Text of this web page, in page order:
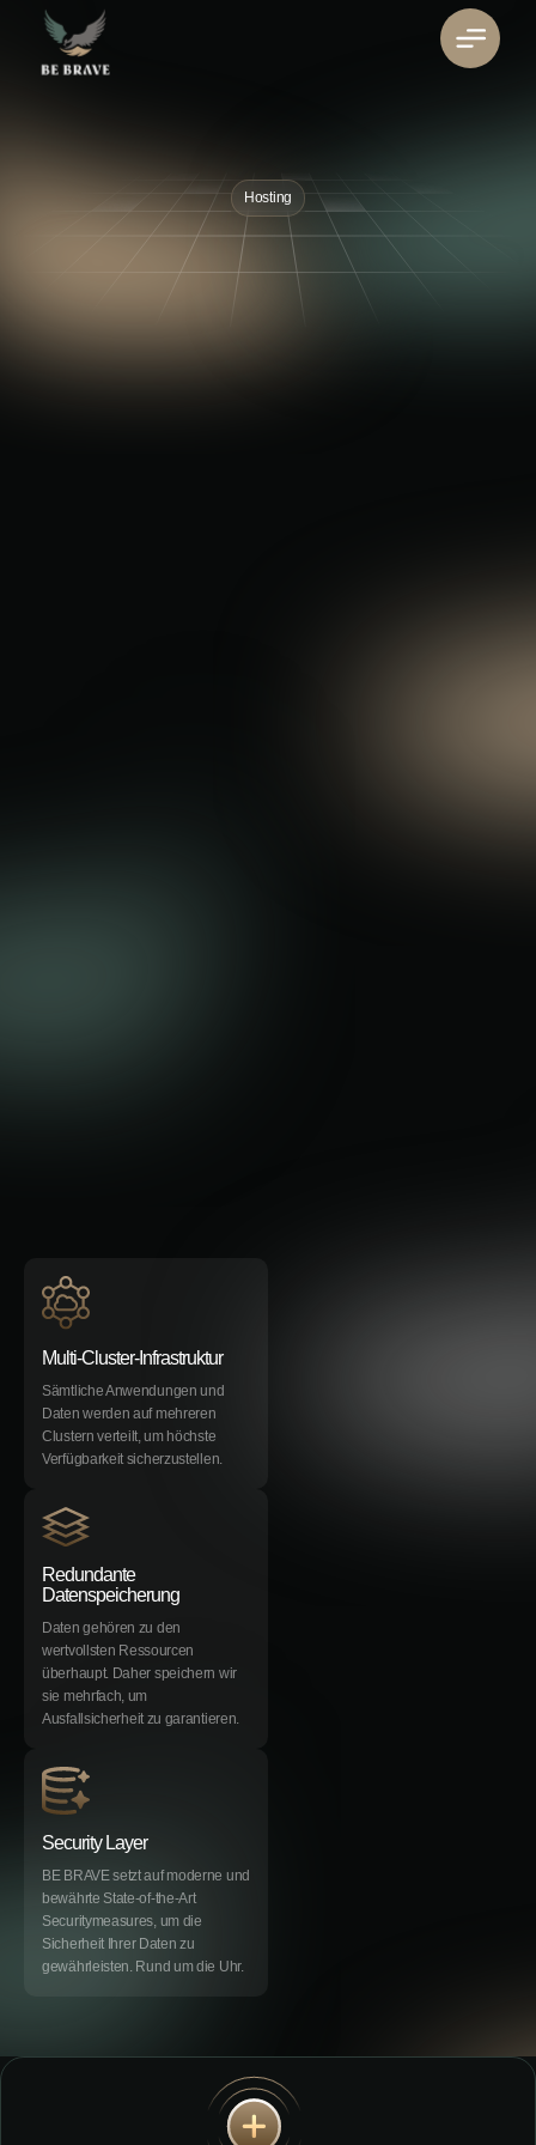
Hosting
Multi-Cluster-Infrastruktur
Sämtliche Anwendungen und
Daten werden auf mehreren
Clustern verteilt, um höchste
Verfügbarkeit sicherzustellen.
Redundante
Datenspeicherung
Daten gehören zu den
wertvollsten Ressourcen
überhaupt. Daher speichern wir
sie mehrfach, um
Ausfallsicherheit zu garantieren.
Security Layer
BE BRAVE setzt auf moderne und
bewährte State-of-the-Art
Securitymeasures, um die
Sicherheit Ihrer Daten zu
gewährleisten. Rund um die Uhr.